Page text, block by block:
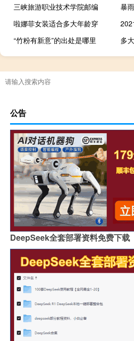
三峡旅游职业技术学院邮编
啦娜菲女装适合多大年龄穿
“竹粉有新意”的出处是哪里
多
公告
DeepSeek全套部署资料免费下载